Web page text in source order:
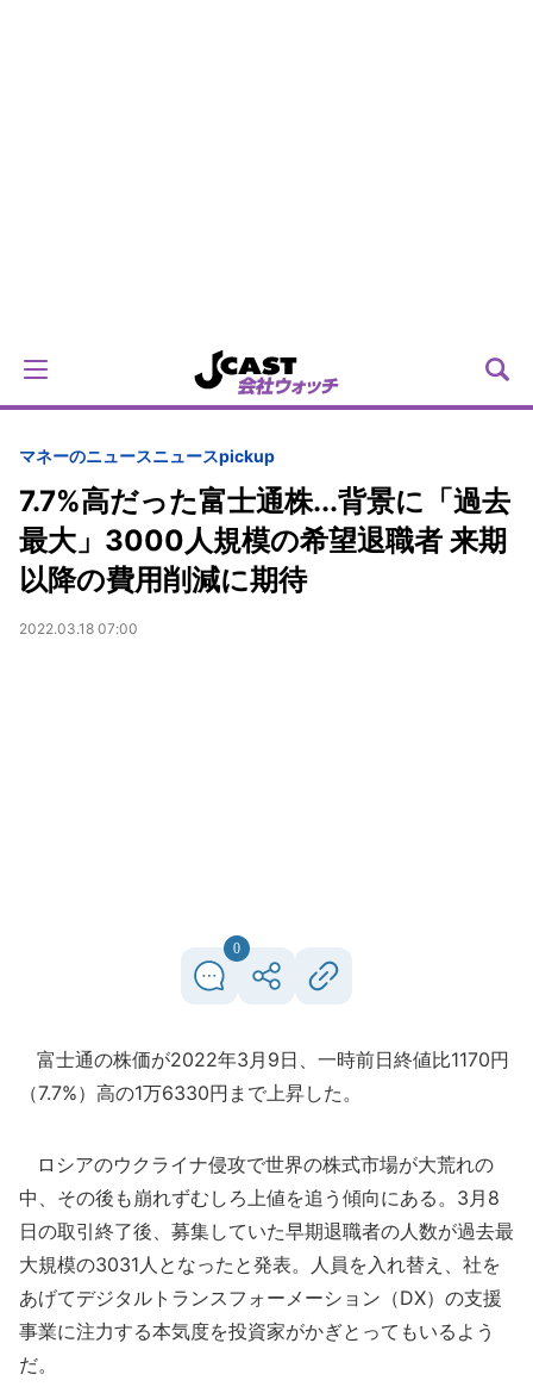
マネーのニュースニュースpickup
7.7%高だった富士通株...背景に「過去
最大」3000人規模の希望退職者 来期
以降の費用削減に期待
2022.03.18 07:00
0
富士通の株価が2022年3月9日、一時前日終値比1170円
（7.7%）高の1万6330円まで上昇した。
ロシアのウクライナ侵攻で世界の株式市場が大荒れの
中、その後も崩れずむしろ上値を追う傾向にある。3月8
日の取引終了後、募集していた早期退職者の人数が過去最
大規模の3031人となったと発表。人員を入れ替え、社を
あげてデジタルトランスフォーメーション（DX）の支援
事業に注力する本気度を投資家がかぎとってもいるよう
だ。